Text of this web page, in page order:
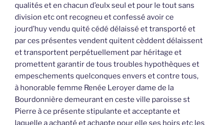
qualités et en chacun d’eulx seul et pour le tout sans
division etc ont recogneu et confessé avoir ce
jourd’huy vendu quité cédé délaissé et transporté et
par ces présentes vendent quitent cèddent délaissent
et transportent perpétuellement par héritage et
promettent garantir de tous troubles hypothèques et
empeschements quelconques envers et contre tous,
à honorable femme Renée Leroyer dame de la
Bourdonnière demeurant en ceste ville paroisse st
Pierre à ce présente stipulante et acceptante et
laquelle a achapté et achapte pour elle ses hoirs etc les